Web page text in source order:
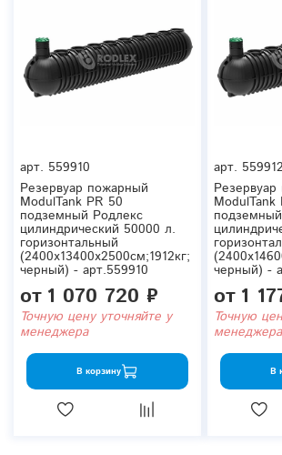
арт. 559910
Резервуар пожарный
ModulTank PR 50
подземный Родлекс
цилиндрический 50000 л.
горизонтальный
(2400x13400x2500см;1912кг;
черный) - арт.559910
от 1 070 720 ₽
Точную цену уточняйте у
менеджера
В корзину
арт. 559912
ModulTank
черный) -
от 1
Точную
менеджера
В